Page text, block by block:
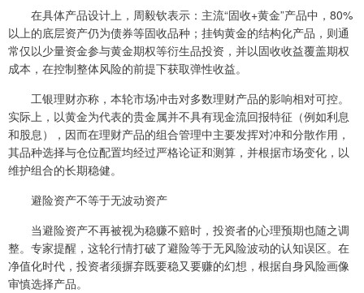
在具体产品设计上，周毅钦表示：主流“固收+黄金”产品中，80%
以上的底层资产仍为债券等固收品种；挂钩黄金的结构化产品，则通
常仅以少量资金参与黄金期权等衍生品投资，并以固收收益覆盖期权
成本，在控制整体风险的前提下获取弹性收益。
工银理财亦称，本轮市场冲击对多数理财产品的影响相对可控。
实际上，以黄金为代表的贵金属并不具有现金流回报特征（例如利息
和股息），因而在理财产品的组合管理中主要发挥对冲和分散作用，
其品种选择与仓位配置均经过严格论证和测算，并根据市场变化，以
维护组合的长期稳健。
避险资产不等于无波动资产
当避险资产不再被视为稳赚不赔时，投资者的心理预期也随之调
整。专家提醒，这轮行情打破了避险等于无风险波动的认知误区。在
净值化时代，投资者须摒弃既要稳又要赚的幻想，根据自身风险画像
审慎选择产品。